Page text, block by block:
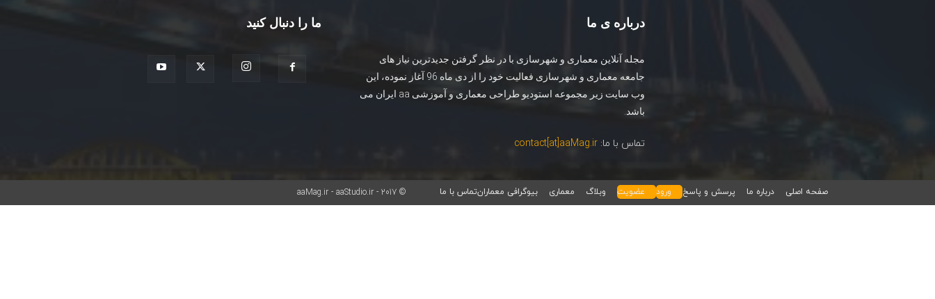
درباره ی ما
مجله آنلاین معماری و شهرسازی با در نظر گرفتن جدیدترین نیاز های
جامعه معماری و شهرسازی فعالیت خود را از دی ماه 96 آغاز نموده، این
وب سایت زیر مجموعه استودیو طراحی معماری و آموزشی aa ایران می
باشد.
تماس با ما: contact[at]aaMag.ir
ما را دنبال کنید
صفحه اصلی درباره ما پرسش و پاسخ ورود عضویت وبلاگ معماری بیوگرافی معمارانتماس با ما © aaMag.ir - aaStudio.ir - 2017